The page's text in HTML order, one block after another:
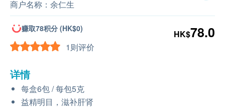
商户名称： 余仁生
赚取78积分 (HK$0)
1则评价
HK$78.0
详情
每盒6包 / 每包5克
益精明目，滋补肝肾